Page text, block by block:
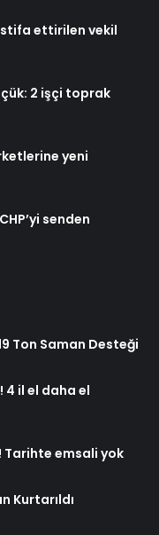
ettirilen vekil
2 işçi toprak
yeni
senden
Ton Saman Desteği
4 il el daha el
Tarihte emsali yok
Kurtarıldı